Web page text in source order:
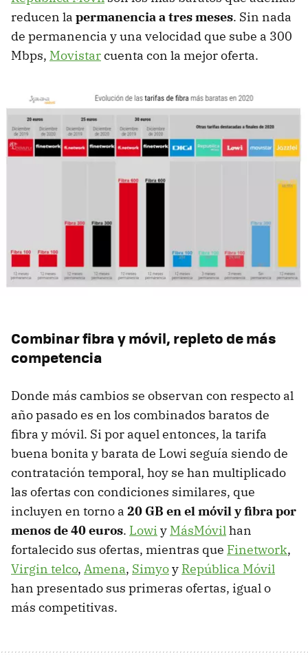
reducen la permanencia a tres meses. Sin nada
de permanencia y una velocidad que sube a 300
Mbps, Movistarcuenta con la mejor oferta.
Combinar fibra y móvil, repleto de más
competencia
Donde más cambios se observan con respecto al
año pasado es en los combinados baratos de
fibra y móvil. Si por aquel entonces, la tarifa
buena bonita y barata de Lowi seguía siendo de
contratación temporal, hoy se han multiplicado
las ofertas con condiciones similares, que
incluyen en torno a 20 GB en el móvil y fibra por
menos de 40 euros. Lowi y MásMóvilhan
fortalecido sus ofertas, mientras que Finetwork,
Virgin telco, Amena, Simyoy República Móvil
han presentado sus primeras ofertas, igual o
más competitivas.